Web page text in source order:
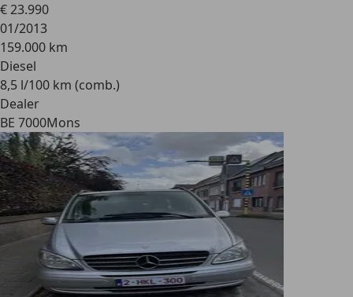
€ 23.990
01/2013
159.000 km
Diesel
8,5 l/100 km (comb.)
Dealer
BE 7000Mons